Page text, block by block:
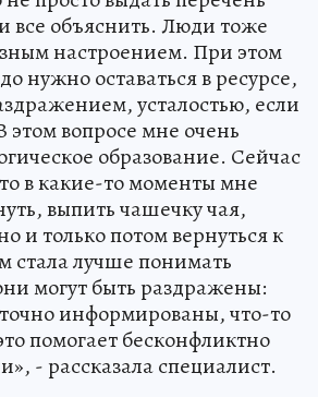
все объяснить. Люди тоже
настроением. При этом
нужно оставаться в ресурсе,
усталостью, если
этом вопросе мне очень
образование. Сейчас
в какие-то моменты мне
выпить чашечку чая,
и только потом вернуться к
стала лучше понимать
могут быть раздражены:
информированы, что-то
помогает бесконфликтно
- рассказала специалист.